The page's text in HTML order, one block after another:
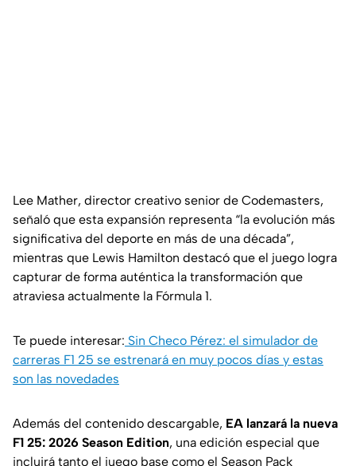
Lee Mather, director creativo senior de Codemasters,
señaló que esta expansión representa “la evolución más
significativa del deporte en más de una década”,
mientras que Lewis Hamilton destacó que el juego logra
capturar de forma auténtica la transformación que
atraviesa actualmente la Fórmula 1.
Te puede interesar: Sin Checo Pérez: el simulador de
carreras F1 25 se estrenará en muy pocos días y estas
son las novedades
Además del contenido descargable, EA lanzará la nueva
F1 25: 2026 Season Edition, una edición especial que
incluirá tanto el juego base como el Season Pack